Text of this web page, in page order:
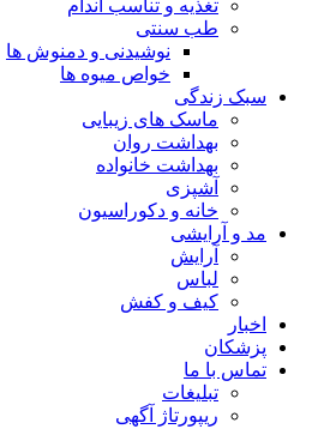
تغذیه و تناسب اندام
طب سنتی
نوشیدنی و دمنوش ها
خواص میوه ها
سبک زندگی
ماسک های زیبایی
بهداشت روان
بهداشت خانواده
آشپزی
خانه و دکوراسیون
مد و آرایشی
آرایش
لباس
کیف و کفش
اخبار
پزشکان
تماس با ما
تبلیغات
ریپورتاژ آگهی